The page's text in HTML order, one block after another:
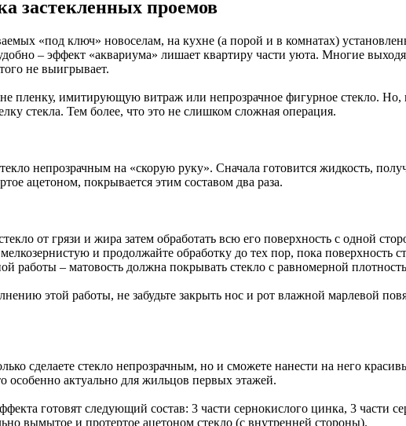
застекленных проемов
«под ключ» новоселам, на кухне (а порой и в комнатах)
– эффект «аквариума» лишает квартиру части уюта. Многие
не выигрывает.
пленку, имитирующую витраж или непрозрачное фигурное стекло.
стекла. Тем более, что это не слишком сложная операция.
непрозрачным на «скорую руку». Сначала готовится жидкость,
ацетоном, покрывается этим составом два раза.
от грязи и жира затем обработать всю его поверхность с одной
и продолжайте обработку до тех пор, пока
работы – матовость должна покрывать стекло с равномерной
этой работы, не забудьте закрыть нос и рот влажной марлевой
сделаете стекло непрозрачным, но и сможете нанести на него
особенно актуально для жильцов первых этажей.
готовят следующий состав: 3 части сернокислого цинка, 3 части
вымытое и протертое ацетоном стекло (с внутренней стороны).